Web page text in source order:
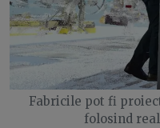
Fabricile pot fi
folosind